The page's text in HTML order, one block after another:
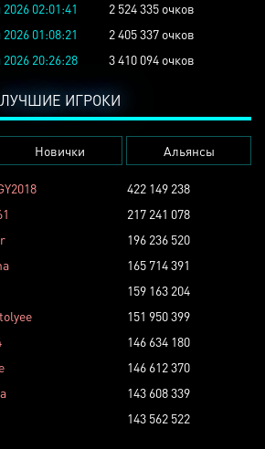
02:01:41
2 524 335 очков
01:08:21
2 405 337 очков
20:26:28 3 410 094 очков
ЛУЧШИЕ ИГРОКИ
Новички Альянсы
422 149 238
217 241 078
196 236 520
165 714 391
159 163 204
151 950 399
146 634 180
146 612 370
143 608 339
143 562 522